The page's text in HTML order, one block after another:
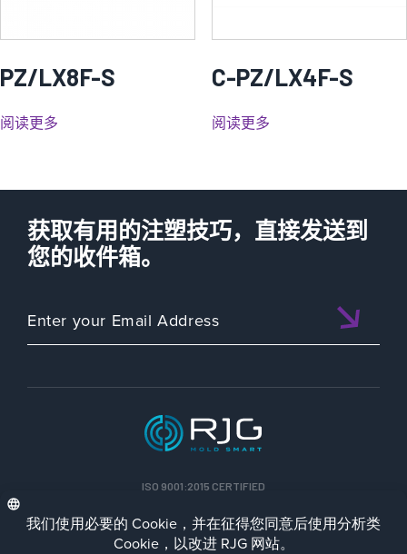
PZ/LX8F-S
阅读更多
C-PZ/LX4F-S
阅读更多
获取有用的注塑技巧，直接发送到
您的收件箱。
ISO 9001:2015 CERTIFIED